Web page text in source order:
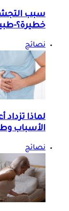
سبب
خطيرة؟-
نصائح
لماذا
الأسباب
نصائح